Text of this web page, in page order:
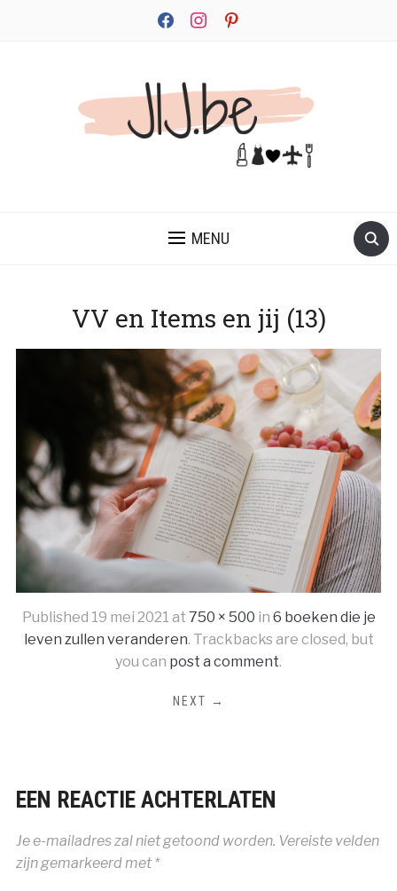
facebookinstagrampinterest
MENU
VV en Items en jij (13)
Published 19 mei 2021 at 750 × 500 in 6 boeken die je
leven zullen veranderen. Trackbacks are closed, but
you can post a comment.
NEXT →
EEN REACTIE ACHTERLATEN
Je e-mailadres zal niet getoond worden. Vereiste velden
zijn gemarkeerd met *